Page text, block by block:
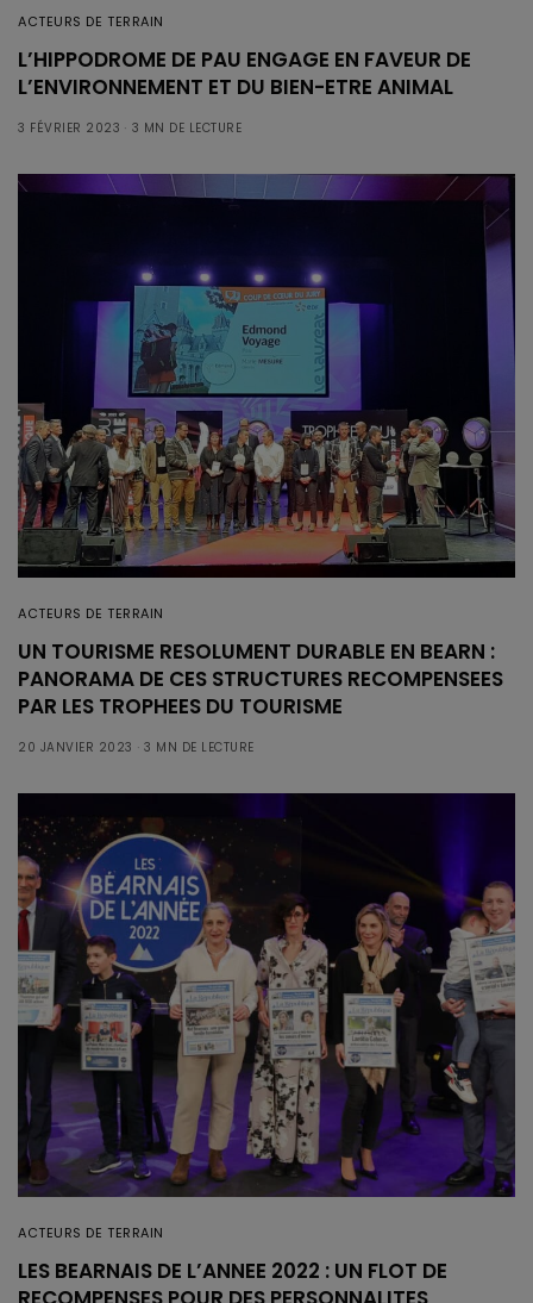
ACTEURS DE TERRAIN
L’HIPPODROME DE PAU ENGAGE EN FAVEUR DE
L’ENVIRONNEMENT ET DU BIEN-ETRE ANIMAL
3 FÉVRIER 2023 3 MN DE LECTURE
ACTEURS DE TERRAIN
UN TOURISME RESOLUMENT DURABLE EN BEARN :
PANORAMA DE CES STRUCTURES RECOMPENSEES
PAR LES TROPHEES DU TOURISME
20 JANVIER 2023 3 MN DE LECTURE
ACTEURS DE TERRAIN
LES BEARNAIS DE L’ANNEE 2022 : UN FLOT DE